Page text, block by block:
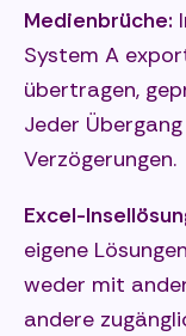
Medienbrüche:
System A
übertragen,
Jeder
Verzögerungen.
Excel-
eigene
weder mit
andere